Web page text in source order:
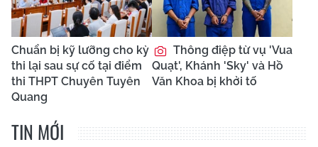
Chuẩn bị kỹ lưỡng cho kỳ
thi lại sau sự cố tại điểm
thi THPT Chuyên Tuyên
Quang
Thông điệp từ vụ 'Vua
Quạt', Khánh 'Sky' và Hồ
Văn Khoa bị khởi tố
TIN MỚI